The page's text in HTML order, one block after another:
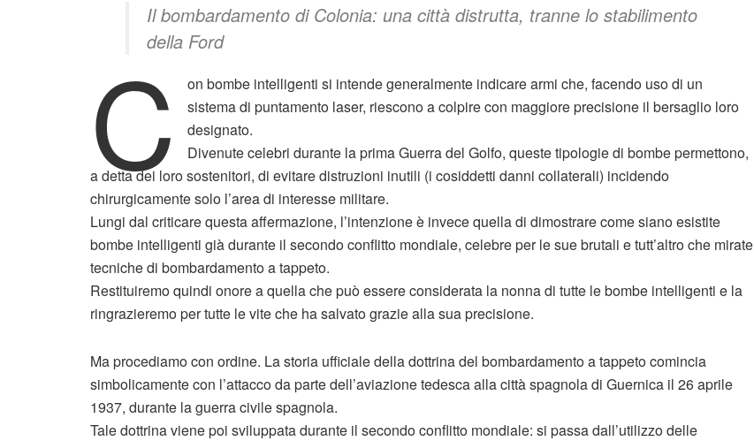
Il bombardamento di Colonia: una città distrutta, tranne lo stabilimento
della Ford
C
on bombe intelligenti si intende generalmente indicare armi che, facendo uso di un
sistema di puntamento laser, riescono a colpire con maggiore precisione il bersaglio loro
designato.
Divenute celebri durante la prima Guerra del Golfo, queste tipologie di bombe permettono,
a detta dei loro sostenitori, di evitare distruzioni inutili (i cosiddetti danni collaterali) incidendo
chirurgicamente solo l’area di interesse militare.
Lungi dal criticare questa affermazione, l’intenzione è invece quella di dimostrare come siano esistite
bombe intelligenti già durante il secondo conflitto mondiale, celebre per le sue brutali e tutt’altro che mirate
tecniche di bombardamento a tappeto.
Restituiremo quindi onore a quella che può essere considerata la nonna di tutte le bombe intelligenti e la
ringrazieremo per tutte le vite che ha salvato grazie alla sua precisione.
Ma procediamo con ordine. La storia ufficiale della dottrina del bombardamento a tappeto comincia
simbolicamente con l’attacco da parte dell’aviazione tedesca alla città spagnola di Guernica il 26 aprile
1937, durante la guerra civile spagnola.
Tale dottrina viene poi sviluppata durante il secondo conflitto mondiale: si passa dall’utilizzo delle